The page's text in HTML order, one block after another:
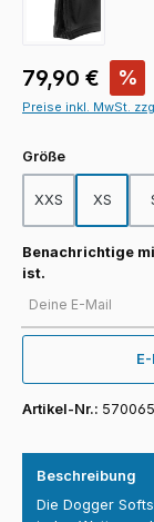
Verkaufspreis:
79,90 € %
Preise inkl. MwSt.
Größeauswählen
XXS XS
Benachrichtige
ist.
Artikel-Nr.:
Beschreibung
Die Dogger